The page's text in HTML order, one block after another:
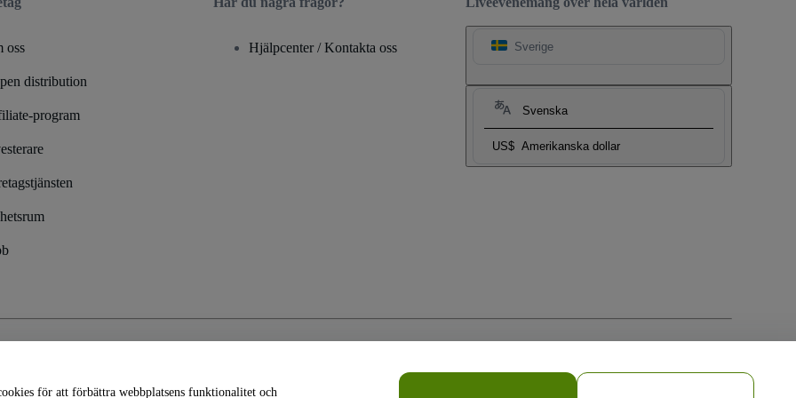
Sverige
Svenska
US$ Amerikanska dollar
oss
distribution
program
Hjälpcenter / Kontakta oss
för att förbättra webbplatsens funktionalitet och